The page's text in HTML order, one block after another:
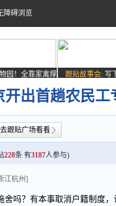
障碍浏览
园！全靠家禽撑
跟贴故事会: 写
开出首趟农民工
去跟贴广场看看
228条 有3187人参与)
江杭州]
舍吗？有本事取消户籍制度